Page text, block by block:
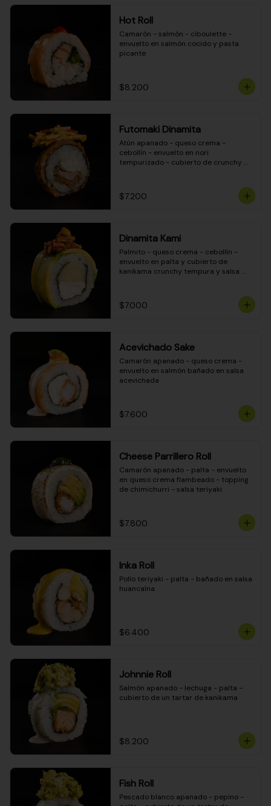
Hot Roll
Camarón - salmón - ciboulette -
envuelto en salmón cocido y pasta
picante
$8.200
Futomaki Dinamita
Atún apanado - queso crema -
cebollín - envuelto en nori
tempurizado - cubierto de crunchy
$7.200
Dinamita Kami
Palmito - queso crema - cebollín -
envuelto en palta y cubierto de
kanikama crunchy tempura y salsa
$7.000
Acevichado Sake
Camarón apanado - queso crema -
envuelto en salmón bañado en salsa
acevichada
$7.600
Cheese Parrillero Roll
Camarón apanado - palta - envuelto
en queso crema flambeado - topping
de chimichurri - salsa teriyaki
$7.800
Inka Roll
Pollo teriyaki - palta - bañado en salsa
huancaína
$6.400
Johnnie Roll
Salmón apanado - lechuga - palta -
cubierto de un tartar de kanikama
$8.200
Fish Roll
Pescado blanco apanado - pepino -